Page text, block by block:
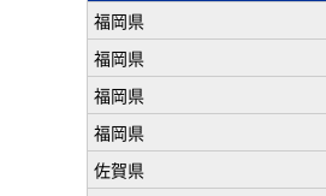
福岡県
福岡県
福岡県
福岡県
佐賀県